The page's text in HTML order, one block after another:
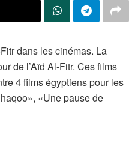
dans les cinémas. La
de l’Aïd Al-Fitr. Ces films
4 films égyptiens pour les
«Une pause de